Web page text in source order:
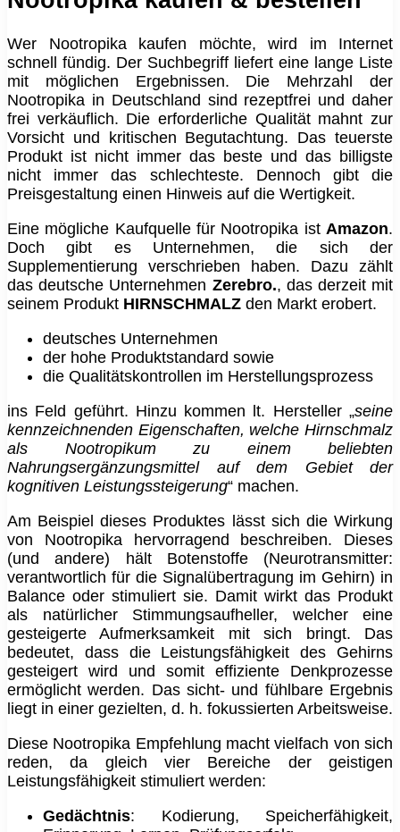
Wer Nootropika kaufen möchte, wird im Internet
schnell fündig. Der Suchbegriff liefert eine lange Liste
mit möglichen Ergebnissen. Die Mehrzahl der
Nootropika in Deutschland sind rezeptfrei und daher
frei verkäuflich. Die erforderliche Qualität mahnt zur
Vorsicht und kritischen Begutachtung. Das teuerste
Produkt ist nicht immer das beste und das billigste
nicht immer das schlechteste. Dennoch gibt die
Preisgestaltung einen Hinweis auf die Wertigkeit.
Eine mögliche Kaufquelle für Nootropika ist Amazon.
Doch gibt es Unternehmen, die sich der
Supplementierung verschrieben haben. Dazu zählt
das deutsche Unternehmen Zerebro., das derzeit mit
seinem Produkt HIRNSCHMALZ den Markt erobert.
deutsches Unternehmen
der hohe Produktstandard sowie
die Qualitätskontrollen im Herstellungsprozess
ins Feld geführt. Hinzu kommen lt. Hersteller „seine
kennzeichnenden Eigenschaften, welche Hirnschmalz
als Nootropikum zu einem beliebten
Nahrungsergänzungsmittel auf dem Gebiet der
kognitiven Leistungssteigerung“ machen.
Am Beispiel dieses Produktes lässt sich die Wirkung
von Nootropika hervorragend beschreiben. Dieses
(und andere) hält Botenstoffe (Neurotransmitter:
verantwortlich für die Signalübertragung im Gehirn) in
Balance oder stimuliert sie. Damit wirkt das Produkt
als natürlicher Stimmungsaufheller, welcher eine
gesteigerte Aufmerksamkeit mit sich bringt. Das
bedeutet, dass die Leistungsfähigkeit des Gehirns
gesteigert wird und somit effiziente Denkprozesse
ermöglicht werden. Das sicht- und fühlbare Ergebnis
liegt in einer gezielten, d. h. fokussierten Arbeitsweise.
Diese Nootropika Empfehlung macht vielfach von sich
reden, da gleich vier Bereiche der geistigen
Leistungsfähigkeit stimuliert werden:
Gedächtnis: Kodierung, Speicherfähigkeit,